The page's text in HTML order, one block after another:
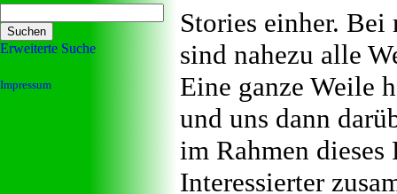
Erweiterte Suche
Impressum
Stories einher.
sind nahezu alle
Eine ganze Weile
und uns dann
im Rahmen
Interessierter